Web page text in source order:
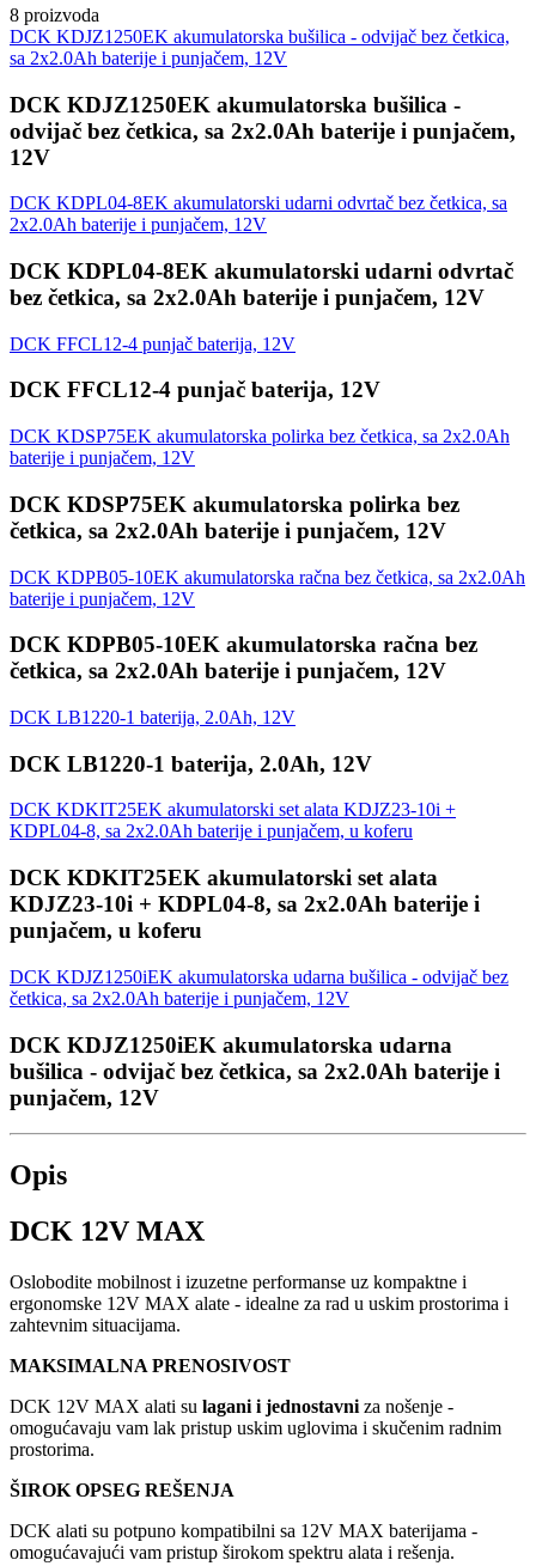
8 proizvoda
DCK KDJZ1250EK akumulatorska bušilica - odvijač bez četkica,
sa 2x2.0Ah baterije i punjačem, 12V
DCK KDJZ1250EK akumulatorska bušilica -
odvijač bez četkica, sa 2x2.0Ah baterije i punjačem,
12V
DCK KDPL04-8EK akumulatorski udarni odvrtač bez četkica, sa
2x2.0Ah baterije i punjačem, 12V
DCK KDPL04-8EK akumulatorski udarni odvrtač
bez četkica, sa 2x2.0Ah baterije i punjačem, 12V
DCK FFCL12-4 punjač baterija, 12V
DCK FFCL12-4 punjač baterija, 12V
DCK KDSP75EK akumulatorska polirka bez četkica, sa 2x2.0Ah
baterije i punjačem, 12V
DCK KDSP75EK akumulatorska polirka bez
četkica, sa 2x2.0Ah baterije i punjačem, 12V
DCK KDPB05-10EK akumulatorska račna bez četkica, sa 2x2.0Ah
baterije i punjačem, 12V
DCK KDPB05-10EK akumulatorska račna bez
četkica, sa 2x2.0Ah baterije i punjačem, 12V
DCK LB1220-1 baterija, 2.0Ah, 12V
DCK LB1220-1 baterija, 2.0Ah, 12V
DCK KDKIT25EK akumulatorski set alata KDJZ23-10i +
KDPL04-8, sa 2x2.0Ah baterije i punjačem, u koferu
DCK KDKIT25EK akumulatorski set alata
KDJZ23-10i + KDPL04-8, sa 2x2.0Ah baterije i
punjačem, u koferu
DCK KDJZ1250iEK akumulatorska udarna bušilica - odvijač bez
četkica, sa 2x2.0Ah baterije i punjačem, 12V
DCK KDJZ1250iEK akumulatorska udarna
bušilica - odvijač bez četkica, sa 2x2.0Ah baterije i
punjačem, 12V
Opis
DCK 12V MAX
Oslobodite mobilnost i izuzetne performanse uz kompaktne i
ergonomske 12V MAX alate - idealne za rad u uskim prostorima i
zahtevnim situacijama.
MAKSIMALNA PRENOSIVOST
DCK 12V MAX alati su lagani i jednostavni za nošenje -
omogućavaju vam lak pristup uskim uglovima i skučenim radnim
prostorima.
ŠIROK OPSEG REŠENJA
DCK alati su potpuno kompatibilni sa 12V MAX baterijama -
omogućavajući vam pristup širokom spektru alata i rešenja.